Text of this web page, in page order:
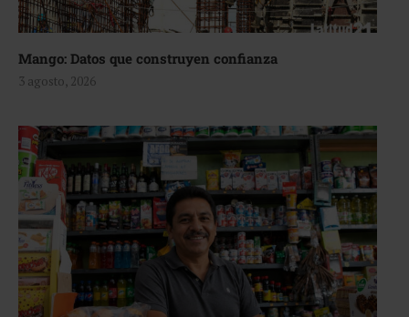
Mango: Datos que construyen confianza
3 agosto, 2026